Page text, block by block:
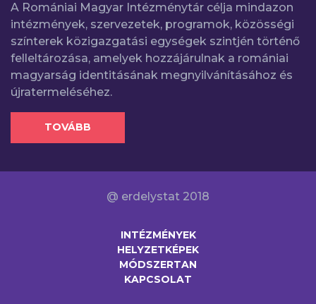
A Romániai Magyar Intézménytár célja mindazon
intézmények, szervezetek, programok, közösségi
színterek közigazgatási egységek szintjén történő
felleltározása, amelyek hozzájárulnak a romániai
magyarság identitásának megnyilvánításához és
újratermeléséhez.
TOVÁBB
@ erdelystat 2018
INTÉZMÉNYEK
HELYZETKÉPEK
MÓDSZERTAN
KAPCSOLAT